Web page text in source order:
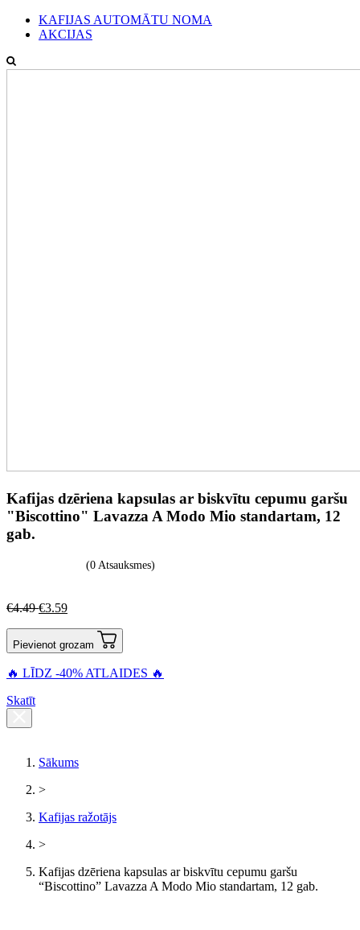
KAFIJAS AUTOMĀTU NOMA
AKCIJAS
Kafijas dzēriena kapsulas ar biskvītu cepumu garšu
"Biscottino" Lavazza A Modo Mio standartam, 12
gab.
(0 Atsauksmes)
€4.49 €3.59
Pievienot grozam
🔥 LĪDZ -40% ATLAIDES 🔥
Skatīt
Sākums
>
Kafijas ražotājs
>
Kafijas dzēriena kapsulas ar biskvītu cepumu garšu
“Biscottino” Lavazza A Modo Mio standartam, 12 gab.